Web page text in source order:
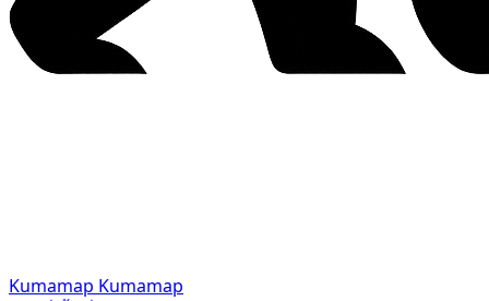
Kumamap Kumamap